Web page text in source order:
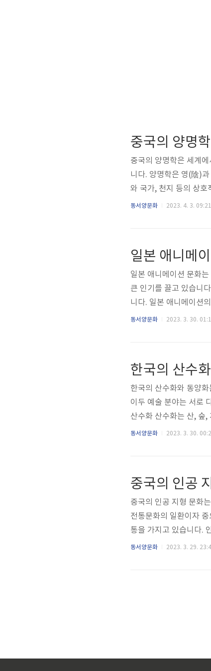
중국의 양명
중국의 양명학은 세계
니다. 양명학은 영(陰)
와 국가, 천지 등의 상호
한 자세한 설명은 아래
또한, 영(陰)과 양(陽)의
동서양문화 2023. 4. 3. 09:21
일본 애니메
일본 애니메이션 문화
큰 인기를 끌고 있습니
니다. 일본 애니메이션
일본의 경제성장과 함
션의 창시자로 불리는
동서양문화 2023. 3. 30.
한국의 산수
한국의 산수화와 동양
이두 예술 분야는 서로
산수화 산수화는 산, 숲
에 큰 발전을 이루었습
다. 산과 계곡, 물과 구
동서양문화 2023. 3. 30.
중국의 인공 지형 문화
전통문화의 일환이자
통을 가지고 있습니다.
다. 이러한 인공 지형은
연결하는 것이 중요하
의 경사를 이용하여 공
동서양문화 2023. 3. 29.